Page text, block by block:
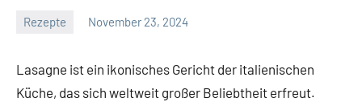
Rezepte November 23, 2024
Lasagne ist ein ikonisches Gericht der italienischen
Küche, das sich weltweit großer Beliebtheit erfreut.